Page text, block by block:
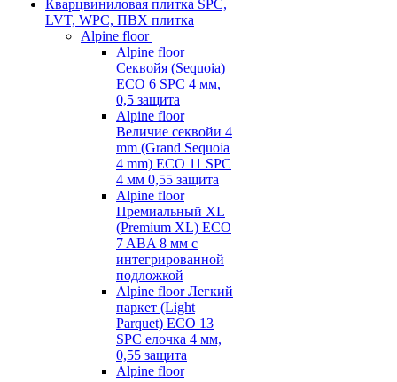
Кварцвиниловая плитка SPC,
LVT, WPC, ПВХ плитка
Alpine floor
Alpine floor
Секвойя (Sequoia)
ECO 6 SPC 4 мм,
0,5 защита
Alpine floor
Величие секвойи 4
mm (Grand Sequoia
4 mm) ECO 11 SPC
4 мм 0,55 защита
Alpine floor
Премиальный XL
(Premium XL) ECO
7 ABA 8 мм с
интегрированной
подложкой
Alpine floor Легкий
паркет (Light
Parquet) ECO 13
SPC елочка 4 мм,
0,55 защита
Alpine floor